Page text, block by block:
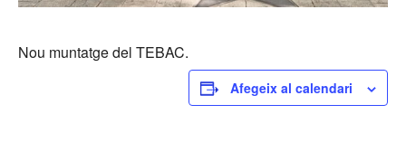
Nou muntatge del TEBAC.
Afegeix al calendari